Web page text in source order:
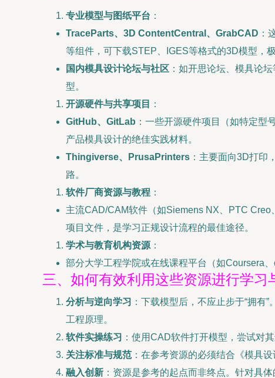
专业模型与图纸平台 ：
TraceParts、3D ContentCentral、GrabCAD ：
等组件，可下载STEP、IGES等格式的3D模型，
国内模具设计论坛与社区 ：如开思论坛、模具论
型。
开源硬件与共享项目
：
GitHub、GitLab ：一些开源硬件项目（如特定
产品模具设计的绝佳实践材料。
Thingiverse、PrusaPrinters ：主要面向3D打印
路。
软件厂商资源与教程 ：
主流CAD/CAM软件（如Siemens NX、PTC
项目文件，是学习正规设计流程的最佳途径。
学术与教育机构资源 ：
部分大学工程学院或在线课程平台（如Coursera
三、如何有效利用这些资源进行学习
分析与逆向学习 ：下载模型后，不应止步于“拥
工程原理。
软件实操练习 ：使用CAD软件打开模型，尝试对
关注标准与规范：在参考资源的必须结合《模具
融入创新 ：资源是参考的起点而非终点。针对具